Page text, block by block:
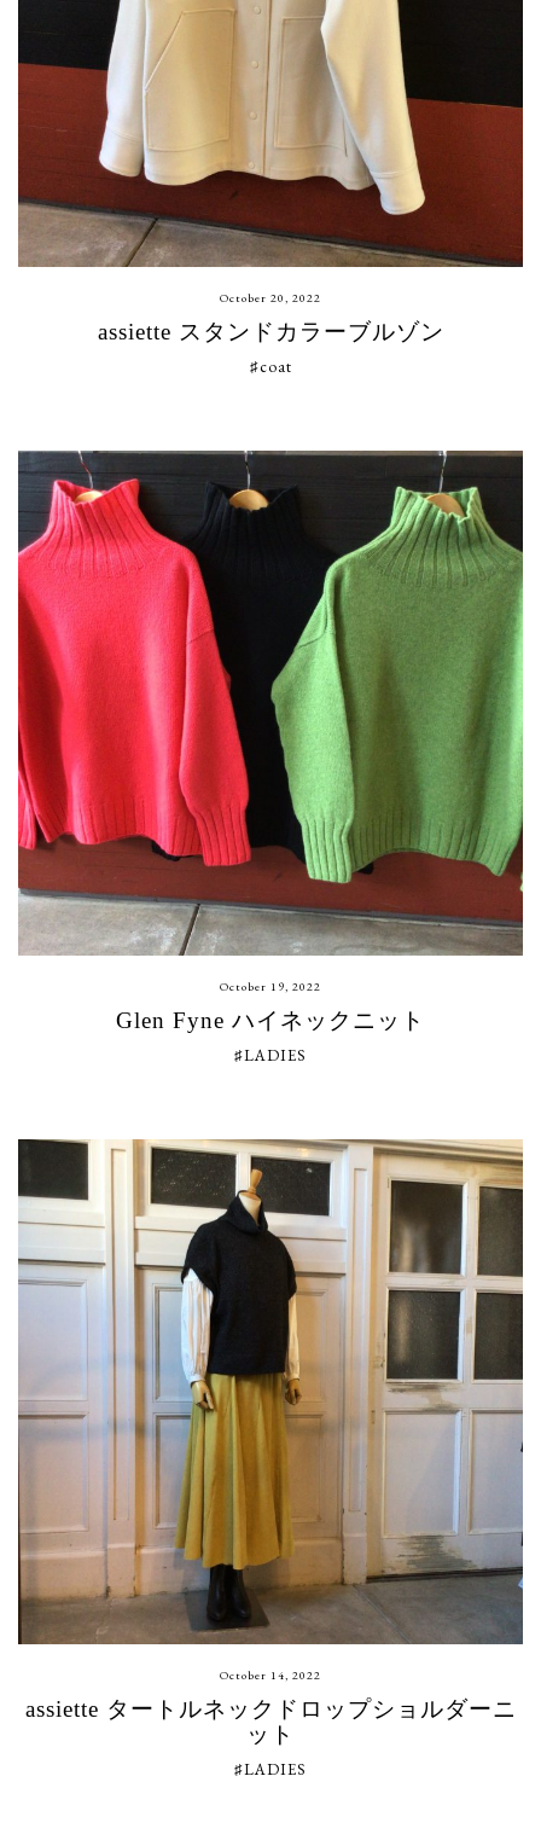
October 20, 2022
assiette スタンドカラーブルゾン
♯coat
October 19, 2022
Glen Fyne ハイネックニット
♯LADIES
October 14, 2022
assiette タートルネックドロップショルダーニ
ット
♯LADIES